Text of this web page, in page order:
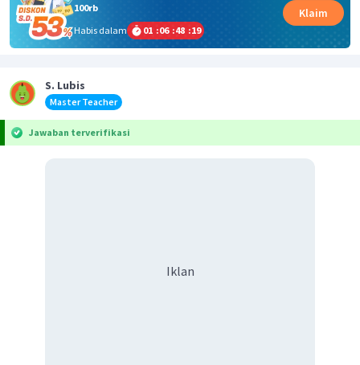
100rb
Habis dalam
01 :06 :48 :19
Klaim
S. Lubis
Master Teacher
Jawaban terverifikasi
Iklan